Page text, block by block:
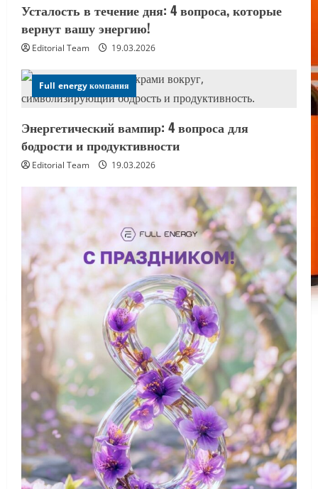
Усталость в течение дня: 4 вопроса, которые
вернут вашу энергию!
Editorial Team 19.03.2026
Full energy компания
Энергетический вампир: 4 вопроса для
бодрости и продуктивности
Editorial Team 19.03.2026